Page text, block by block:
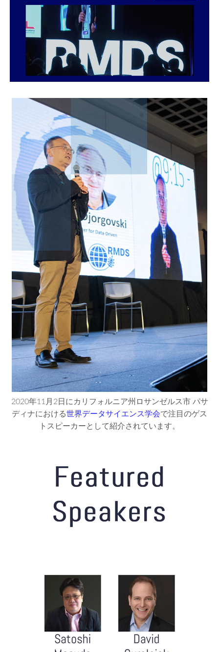
2020年11月2日にカリフォルニア州ロサンゼルス市 パサ
ディナにおける世界データサイエンス学会で注目のゲス
トスピーカーとして紹介されています。